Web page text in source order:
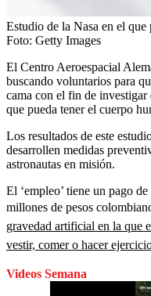
Estudio de la Nasa en el que
Foto: Getty Images
El Centro Aeroespacial
buscando voluntarios para
cama con el fin de
que pueda tener el cuerpo
Los resultados de este
desarrollen medidas
astronautas en misión.
El ‘empleo’ tiene un pago
millones de pesos
gravedad artificial en la que
vestir, comer o hacer
Videos Semana